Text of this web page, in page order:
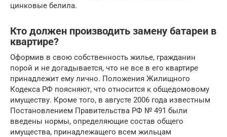
цинковые белила.
Кто должен производить замену батареи в
квартире?
Оформив в свою собственность жилье, гражданин
порой и не догадывается, что не все в его квартире
принадлежит ему лично. Положения Жилищного
Кодекса РФ поясняют, что относится к общедомовому
имуществу. Кроме того, в августе 2006 года известным
Постановлением Правительства РФ № 491 были
введены нормы, определяющие состав общего
имущества, принадлежащего всем жильцам